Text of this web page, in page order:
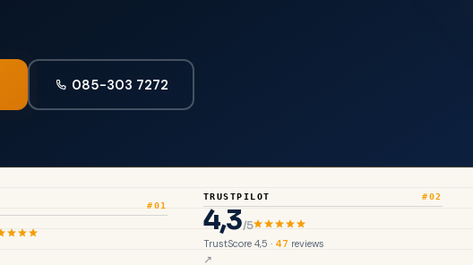
085-303 7272
#01
TRUSTPILOT #02
4,3/5
TrustScore 4,5 · 47 reviews